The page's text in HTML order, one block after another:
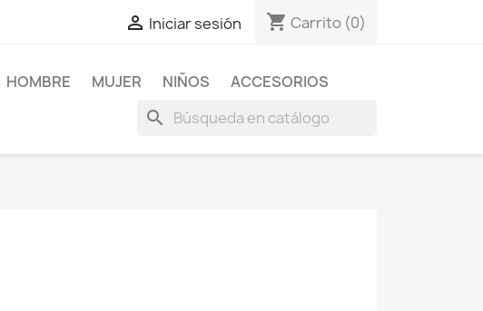
 Iniciar sesión shopping_cart Carrito (0)
HOMBRE MUJER NIÑOS ACCESORIOS
search